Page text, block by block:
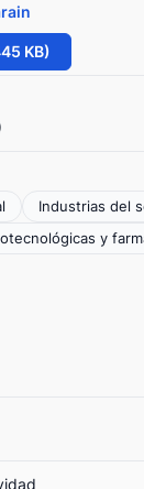
KB)
Industrias del
y